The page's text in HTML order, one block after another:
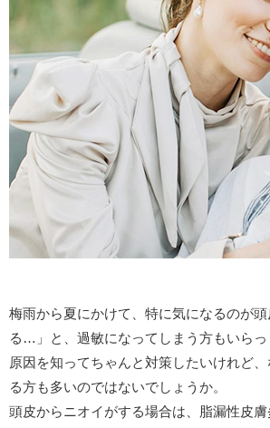
梅雨から夏にかけて、特に気になるのが
る…」と、過敏になってしまう方もいらっ
原因を知ってちゃんと対策したいけれど
る方も多いのではないでしょうか。
頭皮からニオイがする場合は、脂漏性皮